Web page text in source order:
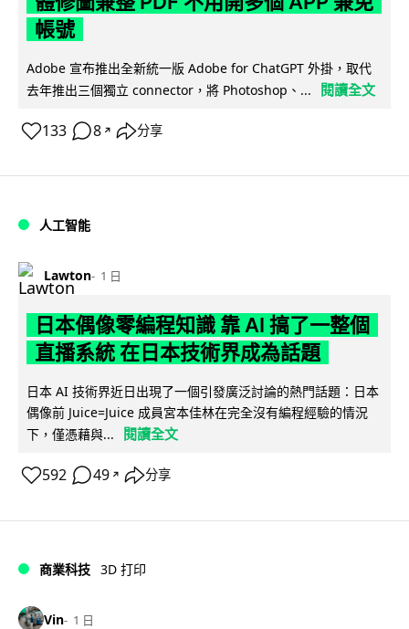
帳號
Adobe 宣布推出全新統一版 Adobe for ChatGPT 外掛，取代
去年推出三個獨立 connector，將 Photoshop、...
閱讀全文
133 8 ↗ 分享
人工智能
Lawton 1 日
日本偶像零編程知識 靠 AI 搞了一整個
直播系統 在日本技術界成為話題
日本 AI 技術界近日出現了一個引發廣泛討論的熱門話題：日本
偶像前 Juice=Juice 成員宮本佳林在完全沒有編程經驗的情況
下，僅憑藉與...
閱讀全文
592 49 ↗ 分享
商業科技 3D 打印
Vin 1 日